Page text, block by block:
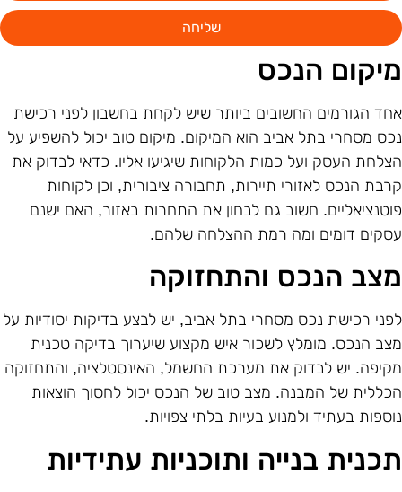
שליחה
הנכס
הגורמים החשובים ביותר שיש לקחת בחשבון לפני רכישת
מסחרי בתל אביב הוא המיקום. מיקום טוב יכול להשפיע על
העסק ועל כמות הלקוחות שיגיעו אליו. כדאי לבדוק את
הנכס לאזורי תיירות, תחבורה ציבורית, וכן לקוחות
חשוב גם לבחון את התחרות באזור, האם ישנם
דומים ומה רמת ההצלחה שלהם.
הנכס והתחזוקה
רכישת נכס מסחרי בתל אביב, יש לבצע בדיקות יסודיות על
הנכס. מומלץ לשכור איש מקצוע שיערוך בדיקה טכנית
יש לבדוק את מערכת החשמל, האינסטלציה, והתחזוקה
של המבנה. מצב טוב של הנכס יכול לחסוך הוצאות
בעתיד ולמנוע בעיות בלתי צפויות.
בנייה ותוכניות עתידיות